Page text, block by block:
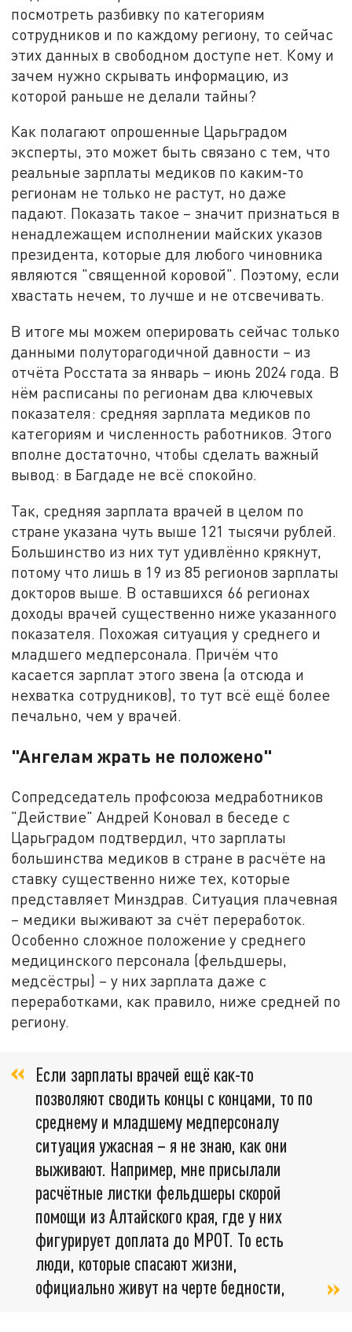
посмотреть разбивку по категориям
сотрудников и по каждому региону, то сейчас
этих данных в свободном доступе нет. Кому и
зачем нужно скрывать информацию, из
которой раньше не делали тайны?
Как полагают опрошенные Царьградом
эксперты, это может быть связано с тем, что
реальные зарплаты медиков по каким-то
регионам не только не растут, но даже
падают. Показать такое – значит признаться в
ненадлежащем исполнении майских указов
президента, которые для любого чиновника
являются "священной коровой". Поэтому, если
хвастать нечем, то лучше и не отсвечивать.
В итоге мы можем оперировать сейчас только
данными полуторагодичной давности – из
отчёта Росстата за январь – июнь 2024 года. В
нём расписаны по регионам два ключевых
показателя: средняя зарплата медиков по
категориям и численность работников. Этого
вполне достаточно, чтобы сделать важный
вывод: в Багдаде не всё спокойно.
Так, средняя зарплата врачей в целом по
стране указана чуть выше 121 тысячи рублей.
Большинство из них тут удивлённо крякнут,
потому что лишь в 19 из 85 регионов зарплаты
докторов выше. В оставшихся 66 регионах
доходы врачей существенно ниже указанного
показателя. Похожая ситуация у среднего и
младшего медперсонала. Причём что
касается зарплат этого звена (а отсюда и
нехватка сотрудников), то тут всё ещё более
печально, чем у врачей.
"Ангелам жрать не положено"
Сопредседатель профсоюза медработников
"Действие" Андрей Коновал в беседе с
Царьградом подтвердил, что зарплаты
большинства медиков в стране в расчёте на
ставку существенно ниже тех, которые
представляет Минздрав. Ситуация плачевная
– медики выживают за счёт переработок.
Особенно сложное положение у среднего
медицинского персонала (фельдшеры,
медсёстры) – у них зарплата даже с
переработками, как правило, ниже средней по
региону.
Если зарплаты врачей ещё как-то
позволяют сводить концы с концами, то по
среднему и младшему медперсоналу
ситуация ужасная – я не знаю, как они
выживают. Например, мне присылали
расчётные листки фельдшеры скорой
помощи из Алтайского края, где у них
фигурирует доплата до МРОТ. То есть
люди, которые спасают жизни,
официально живут на черте бедности,